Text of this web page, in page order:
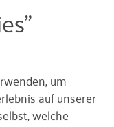
um
auf unserer
welche